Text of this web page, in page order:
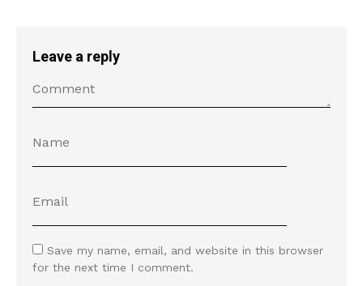
Leave a reply
Save my name, email, and website in this browser
for the next time I comment.